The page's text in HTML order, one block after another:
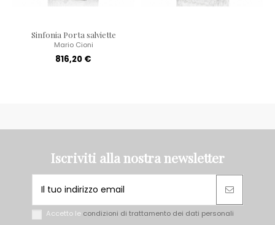
Sinfonia Porta salviette
Mario Cioni
816,20 €
Iscriviti alla nostra newsletter
Accetto le condizioni di trattamento dei dati personali